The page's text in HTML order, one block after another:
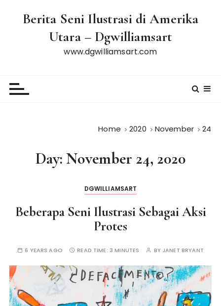
Berita Seni Ilustrasi di Amerika
Utara – Dgwilliamsart
www.dgwilliamsart.com
Home 2020 November 24
Day: November 24, 2020
DGWILLIAMSART
Beberapa Seni Ilustrasi Sebagai Aksi
Protes
6 YEARS AGO READ TIME: 3 MINUTES BY JANET BRYANT